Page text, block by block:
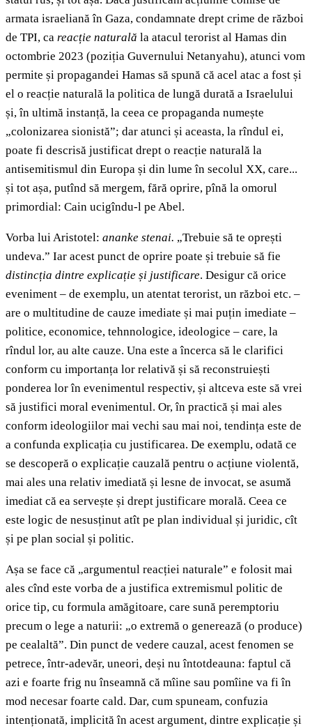
armata israeliană în Gaza, condamnate drept crime de război
de TPI, ca reacție naturală la atacul terorist al Hamas din
octombrie 2023 (poziția Guvernului Netanyahu), atunci vom
permite și propagandei Hamas să spună că acel atac a fost și
el o reacție naturală la politica de lungă durată a Israelului
și, în ultimă instanță, la ceea ce propaganda numește
„colonizarea sionistă”; dar atunci și aceasta, la rîndul ei,
poate fi descrisă justificat drept o reacție naturală la
antisemitismul din Europa și din lume în secolul XX, care...
și tot așa, putînd să mergem, fără oprire, pînă la omorul
primordial: Cain ucigîndu-l pe Abel.
Vorba lui Aristotel: ananke stenai. „Trebuie să te oprești
undeva.” Iar acest punct de oprire poate și trebuie să fie
distincția dintre explicație și justificare. Desigur că orice
eveniment – de exemplu, un atentat terorist, un război etc. –
are o multitudine de cauze imediate și mai puțin imediate –
politice, economice, tehnnologice, ideologice – care, la
rîndul lor, au alte cauze. Una este a încerca să le clarifici
conform cu importanța lor relativă și să reconstruiești
ponderea lor în evenimentul respectiv, și altceva este să vrei
să justifici moral evenimentul. Or, în practică și mai ales
conform ideologiilor mai vechi sau mai noi, tendința este de
a confunda explicația cu justificarea. De exemplu, odată ce
se descoperă o explicație cauzală pentru o acțiune violentă,
mai ales una relativ imediată și lesne de invocat, se asumă
imediat că ea servește și drept justificare morală. Ceea ce
este logic de nesusținut atît pe plan individual și juridic, cît
și pe plan social și politic.
Așa se face că „argumentul reacției naturale” e folosit mai
ales cînd este vorba de a justifica extremismul politic de
orice tip, cu formula amăgitoare, care sună peremptoriu
precum o lege a naturii: „o extremă o generează (o produce)
pe cealaltă”. Din punct de vedere cauzal, acest fenomen se
petrece, într-adevăr, uneori, deși nu întotdeauna: faptul că
azi e foarte frig nu înseamnă că mîine sau pomîine va fi în
mod necesar foarte cald. Dar, cum spuneam, confuzia
intenționată, implicită în acest argument, dintre explicație și